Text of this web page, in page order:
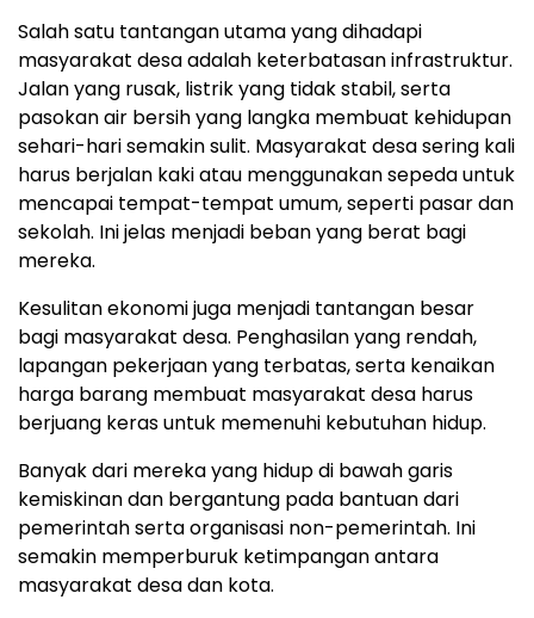
Salah satu tantangan utama yang dihadapi
masyarakat desa adalah keterbatasan infrastruktur.
Jalan yang rusak, listrik yang tidak stabil, serta
pasokan air bersih yang langka membuat kehidupan
sehari-hari semakin sulit. Masyarakat desa sering kali
harus berjalan kaki atau menggunakan sepeda untuk
mencapai tempat-tempat umum, seperti pasar dan
sekolah. Ini jelas menjadi beban yang berat bagi
mereka.
Kesulitan ekonomi juga menjadi tantangan besar
bagi masyarakat desa. Penghasilan yang rendah,
lapangan pekerjaan yang terbatas, serta kenaikan
harga barang membuat masyarakat desa harus
berjuang keras untuk memenuhi kebutuhan hidup.
Banyak dari mereka yang hidup di bawah garis
kemiskinan dan bergantung pada bantuan dari
pemerintah serta organisasi non-pemerintah. Ini
semakin memperburuk ketimpangan antara
masyarakat desa dan kota.